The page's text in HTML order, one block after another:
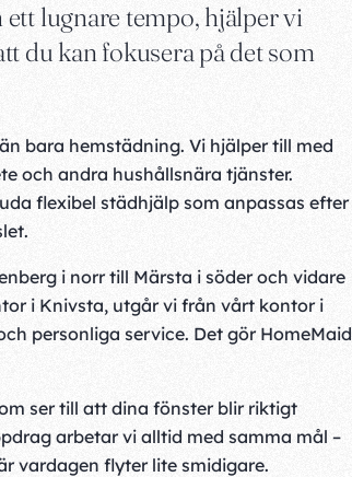
lugnare tempo, hjälper vi
du kan fokusera på det som
bara hemstädning. Vi hjälper till med
och andra hushållsnära tjänster.
flexibel städhjälp som anpassas efter
i norr till Märsta i söder och vidare
i Knivsta, utgår vi från vårt kontor i
personliga service. Det gör HomeMaid
ser till att dina fönster blir riktigt
arbetar vi alltid med samma mål –
vardagen flyter lite smidigare.